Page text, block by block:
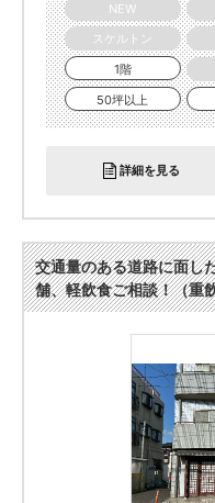
NEW
スケルトン
1階
50坪以上
詳細を見る
交通量のある道路に面
舗、軽飲食ご相談！（